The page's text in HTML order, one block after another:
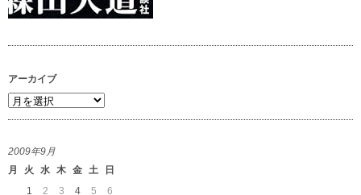
アーカイブ
ア
ー
イ
ブ
2009年9月
月
火 水 木 金 土
日
1
2 3 4 5 6